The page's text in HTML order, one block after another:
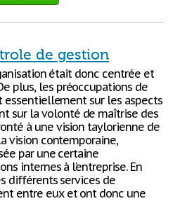
de gestion
était donc centrée et
plus, les préoccupations de
essentiellement sur les aspects
sur la volonté de maîtrise des
à une vision taylorienne de
vision contemporaine,
par une certaine
internes à l’entreprise. En
différents services de
entre eux et ont donc une